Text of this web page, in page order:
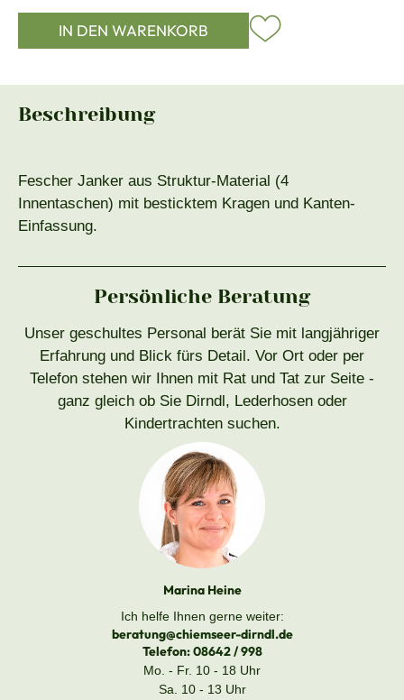
IN DEN WARENKORB
Beschreibung
Fescher Janker aus Struktur-Material (4
Innentaschen) mit besticktem Kragen und Kanten-
Einfassung.
Persönliche Beratung
Unser geschultes Personal berät Sie mit langjähriger
Erfahrung und Blick fürs Detail. Vor Ort oder per
Telefon stehen wir Ihnen mit Rat und Tat zur Seite -
ganz gleich ob Sie Dirndl, Lederhosen oder
Kindertrachten suchen.
Marina Heine
Ich helfe Ihnen gerne weiter:
beratung@chiemseer-dirndl.de
Telefon:08642 / 998
Mo. - Fr. 10 - 18 Uhr
Sa. 10 - 13 Uhr